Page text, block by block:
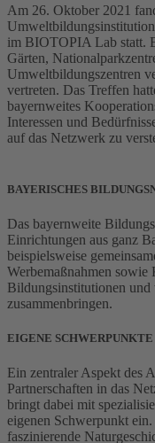
Am 26. Oktober 2021
im BIOTOPIA Lab statt.
Gärten,
Umweltbildungszentren
vertreten. Das Treffen
bayernweites
Interessen und
auf das Netzwerk zu
BAYERISCHES
Das bayernweite
Einrichtungen aus ganz
beispielsweise
Werbemaßnahmen
Bildungsinstitutionen und
zusammenbringen.
EIGENE
Ein zentraler Aspekt des
Partnerschaften in das
bringt dabei mit
eigenen Schwerpunkt
faszinierende